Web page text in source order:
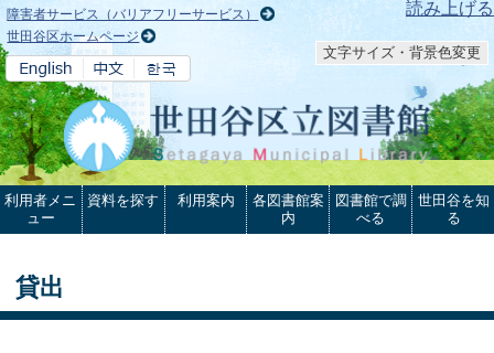
本文へ 読み上げる
障害者サービス（バリアフリーサービス）
世田谷区ホームページ
文字サイズ・背景色変更
利用者メニ
ュー
資料を探す 利用案内
各図書館案
内
図書館で調
べる
世田谷を知
る
貸出